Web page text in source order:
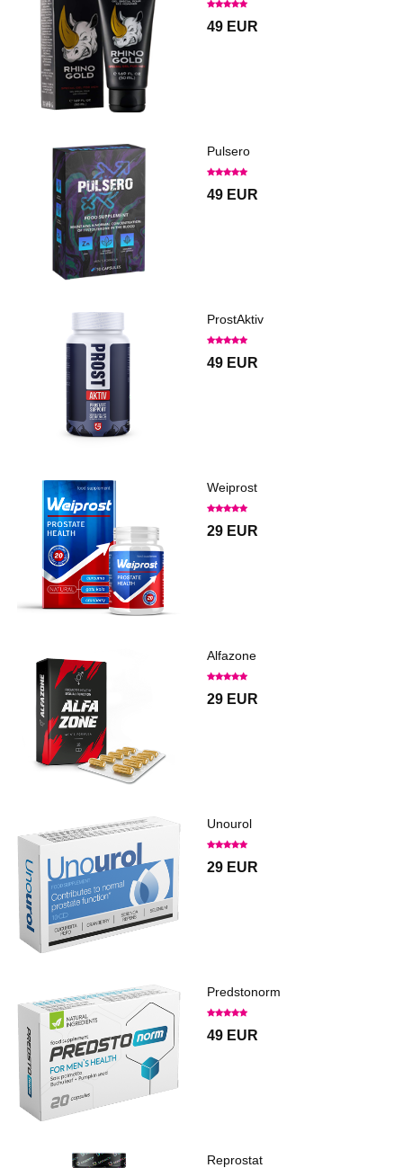
49 EUR
Pulsero
49 EUR
ProstAktiv
49 EUR
Weiprost
29 EUR
Alfazone
29 EUR
Unourol
29 EUR
Predstonorm
49 EUR
Reprostat